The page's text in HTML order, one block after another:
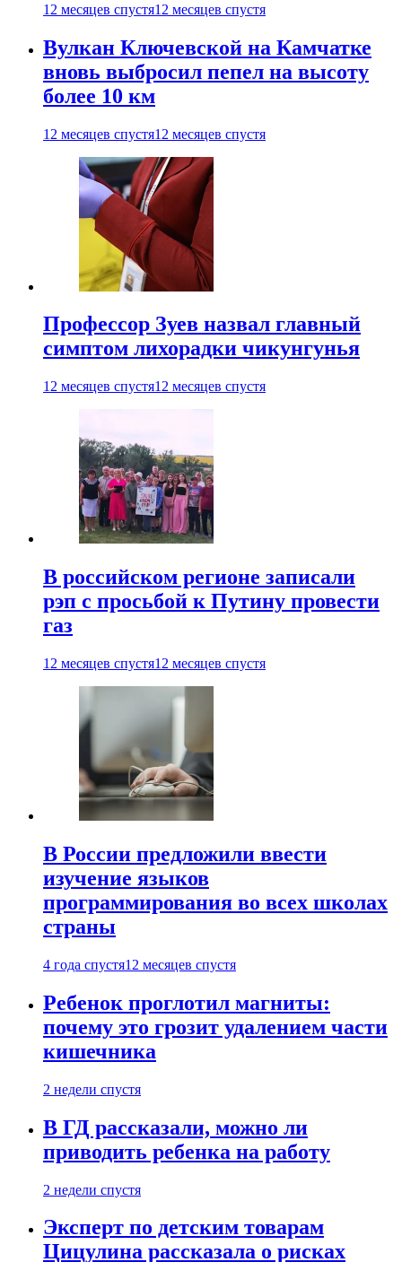
12 месяцев спустя12 месяцев спустя
Вулкан Ключевской на Камчатке
вновь выбросил пепел на высоту
более 10 км
12 месяцев спустя12 месяцев спустя
Профессор Зуев назвал главный
симптом лихорадки чикунгунья
12 месяцев спустя12 месяцев спустя
В российском регионе записали
рэп с просьбой к Путину провести
газ
12 месяцев спустя12 месяцев спустя
В России предложили ввести
изучение языков
программирования во всех школах
страны
4 года спустя12 месяцев спустя
Ребенок проглотил магниты:
почему это грозит удалением части
кишечника
2 недели спустя
В ГД рассказали, можно ли
приводить ребенка на работу
2 недели спустя
Эксперт по детским товарам
Цицулина рассказала о рисках